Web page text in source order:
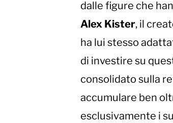
dalle figure che
Alex Kister, il
ha lui stesso
di investire su
consolidato sulla
accumulare ben
esclusivamente i